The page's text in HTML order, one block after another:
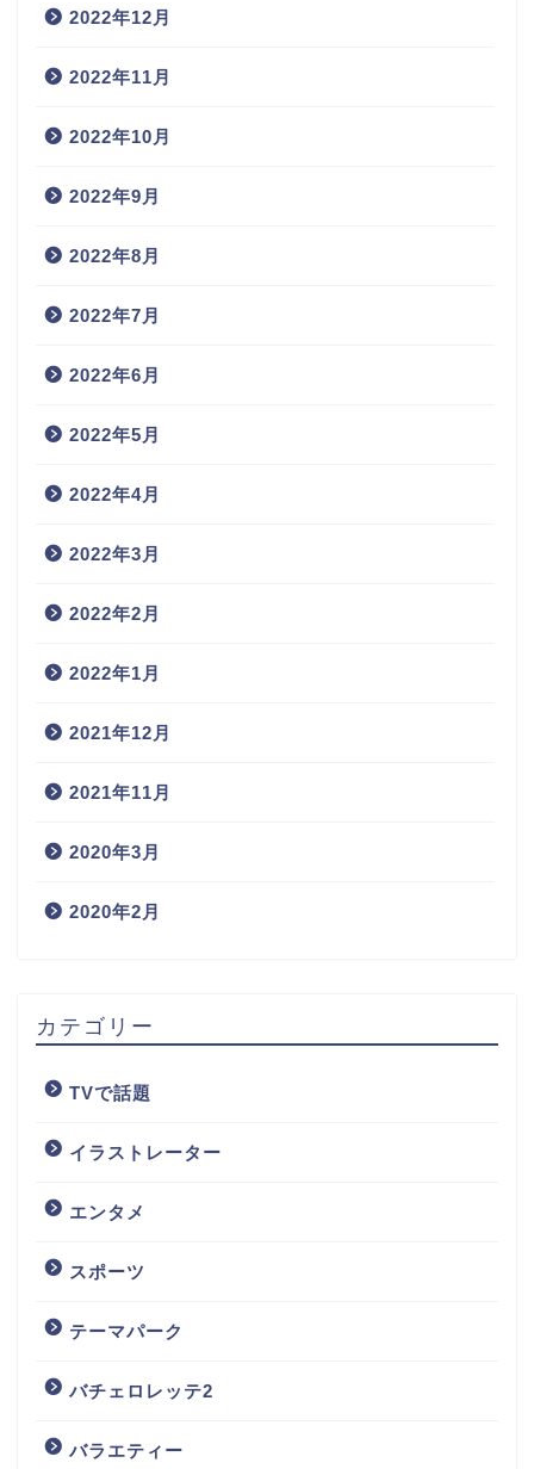
2022年12月
2022年11月
2022年10月
2022年9月
2022年8月
2022年7月
2022年6月
2022年5月
2022年4月
2022年3月
2022年2月
2022年1月
2021年12月
2021年11月
2020年3月
2020年2月
カテゴリー
TVで話題
イラストレーター
エンタメ
スポーツ
テーマパーク
バチェロレッテ2
バラエティー